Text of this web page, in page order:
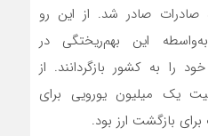
صادرات صادر شد. از این رو
این بهم‌ریختگی در
را به کشور بازگردانند. از
یک میلیون یورویی برای
بازگشت ارز بود.